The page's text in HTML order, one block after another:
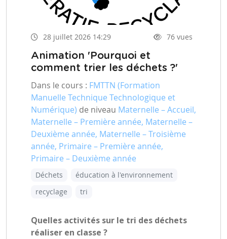
28 juillet 2026 14:29 76 vues
Animation 'Pourquoi et
comment trier les déchets ?'
Dans le cours : FMTTN (Formation
Manuelle Technique Technologique et
Numérique) de niveau Maternelle – Accueil,
Maternelle – Première année, Maternelle –
Deuxième année, Maternelle – Troisième
année, Primaire – Première année,
Primaire – Deuxième année
Déchets
éducation à l'environnement
recyclage
tri
Quelles activités sur le tri des déchets
réaliser en classe ?